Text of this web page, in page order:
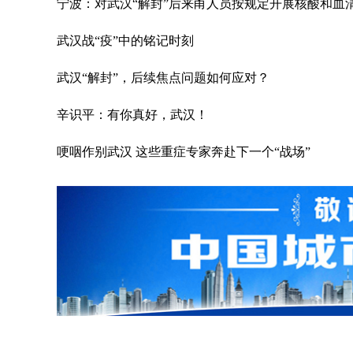
宁波：对武汉“解封”后来甬人员按规定开展核酸和血
武汉战“疫”中的铭记时刻
武汉“解封”，后续焦点问题如何应对？
辛识平：有你真好，武汉！
哽咽作别武汉 这些重症专家奔赴下一个“战场”